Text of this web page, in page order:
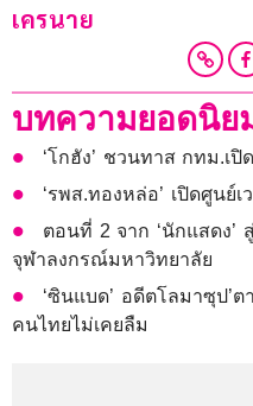
เครนาย
บทความยอดนิย
‘โกฮัง’ ชวนทาส กทม.เปิ
‘รพส.ทองหล่อ’ เปิดศูนย์เ
ตอนที่ 2 จาก ‘นักแสดง’
จุฬาลงกรณ์มหาวิทยาลัย
‘ซินแบด’ อดีตโลมาซุป’
คนไทยไม่เคยลืม